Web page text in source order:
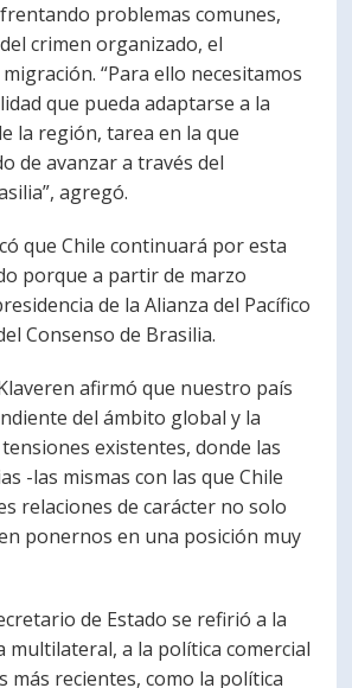
problemas comunes,
crimen organizado, el
“Para ello necesitamos
que pueda adaptarse a la
la región, tarea en la que
de avanzar a través del
agregó.
que Chile continuará por esta
porque a partir de marzo
de la Alianza del Pacífico
Consenso de Brasilia.
afirmó que nuestro país
del ámbito global y la
existentes, donde las
-las mismas con las que Chile
relaciones de carácter no solo
ponernos en una posición muy
de Estado se refirió a la
multilateral, a la política comercial
más recientes, como la política